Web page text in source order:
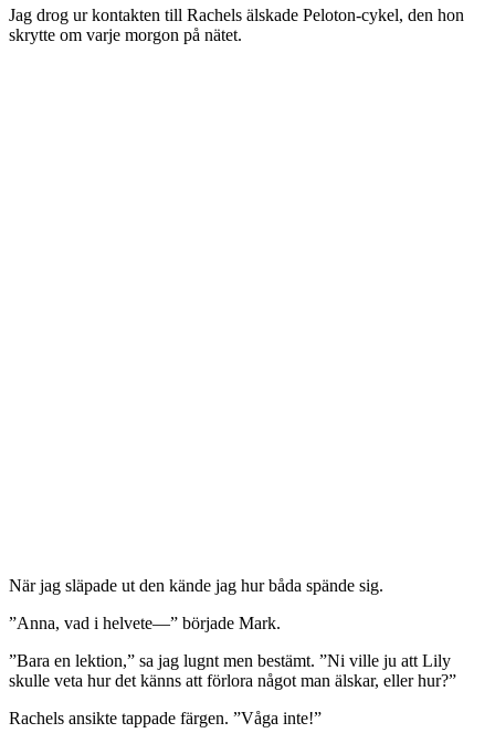
Jag drog ur kontakten till Rachels älskade Peloton-cykel, den hon
skrytte om varje morgon på nätet.
När jag släpade ut den kände jag hur båda spände sig.
”Anna, vad i helvete—” började Mark.
”Bara en lektion,” sa jag lugnt men bestämt. ”Ni ville ju att Lily
skulle veta hur det känns att förlora något man älskar, eller hur?”
Rachels ansikte tappade färgen. ”Våga inte!”